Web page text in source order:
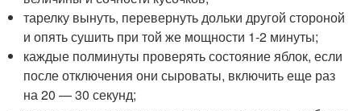
тарелку вынуть, перевернуть дольки другой стороной
и опять сушить при той же мощности 1-2 минуты;
каждые полминуты проверять состояние яблок, если
после отключения они сыроваты, включить еще раз
на 20 — 30 секунд;